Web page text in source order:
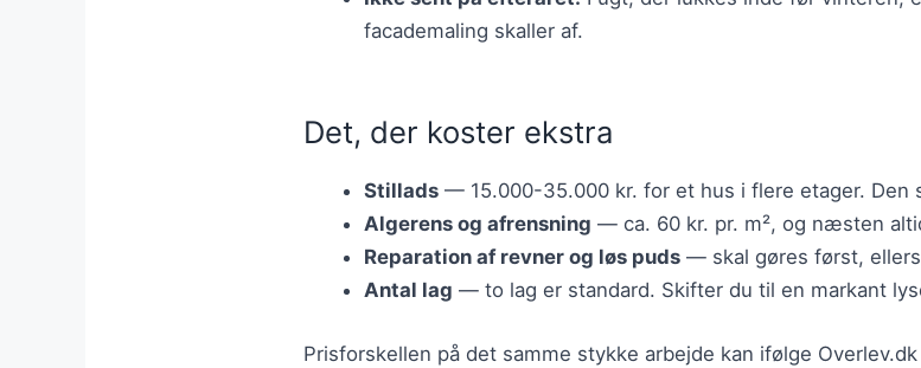
facademaling skaller af.
Det, der koster ekstra
Stillads — 15.000-35.000 kr. for et hus i flere etager. Den
Algerens og afrensning — ca. 60 kr. pr. m², og næsten
Reparation af revner og løs puds — skal gøres først,
Antal lag — to lag er standard. Skifter du til en markant
Prisforskellen på det samme stykke arbejde kan ifølge